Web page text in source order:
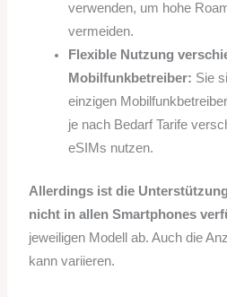
verwenden, um hohe
vermeiden.
Flexible Nutzung
Mobilfunkbetreiber: Sie
einzigen
je nach Bedarf Tarife
eSIMs nutzen.
Allerdings ist die
nicht in allen Smartphones
jeweiligen Modell ab. Auch die
kann variieren.